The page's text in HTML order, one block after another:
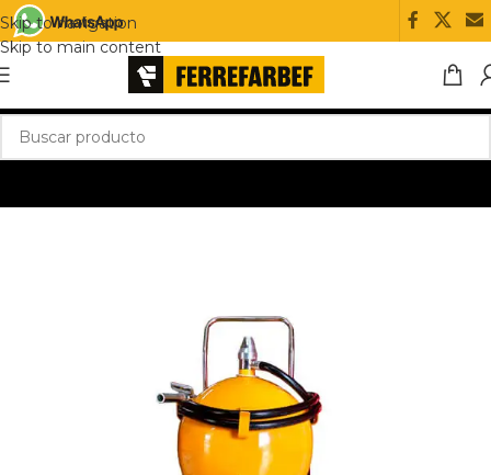
Skip to navigation
Skip to main content